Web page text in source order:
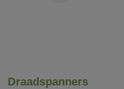
Draadspanners